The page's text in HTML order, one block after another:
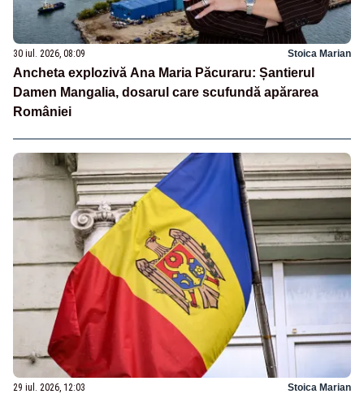
30 iul. 2026, 08:09 Stoica Marian
Ancheta explozivă Ana Maria Păcuraru: Șantierul
Damen Mangalia, dosarul care scufundă apărarea
României
29 iul. 2026, 12:03 Stoica Marian